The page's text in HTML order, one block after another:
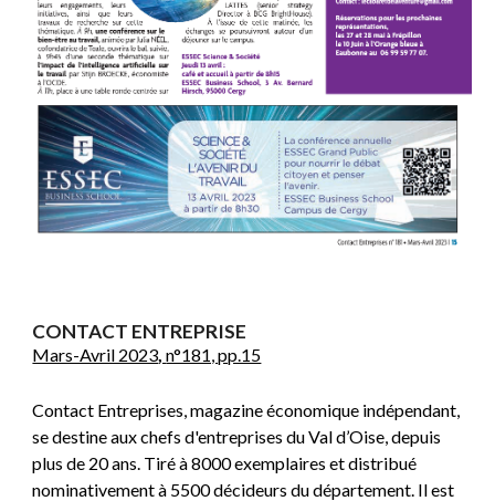
CONTACT ENTREPRISE
Mars-Avril 2023,n°181, pp.15
Contact Entreprises, magazine économique indépendant,
se destine aux chefs d'entreprises du Val d’Oise, depuis
plus de 20 ans. Tiré à 8000 exemplaires et distribué
nominativement à 5500 décideurs du département. Il est